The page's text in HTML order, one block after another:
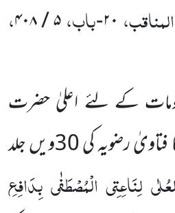
۲۰- باب،۵ / ۴۰۸
،
کے لئے اعلیٰ حضرت
کا فتاویٰ رضویہ کی 30ویں جلد
لِنَاعِتِی الْمُصْطَفٰی بِدَافِعِ